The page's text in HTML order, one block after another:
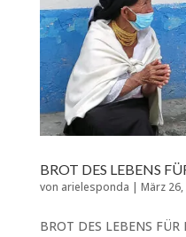
BROT DES LEBENS
von arielesponda | März 26,
BROT DES LEBENS